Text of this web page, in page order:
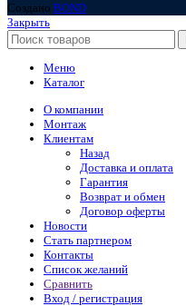
Создано BOND
Закрыть
Меню
Каталог
О компании
Монтаж
Клиентам
Назад
Доставка и оплата
Гарантия
Возврат и обмен
Договор оферты
Новости
Стать партнером
Контакты
Список желаний
Сравнить
Вход / регистрация